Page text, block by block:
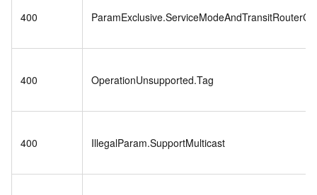
400
400 OperationUnsupported.Tag
400 IllegalParam.SupportMulticast